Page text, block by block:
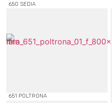
650 SEDIA
651 POLTRONA